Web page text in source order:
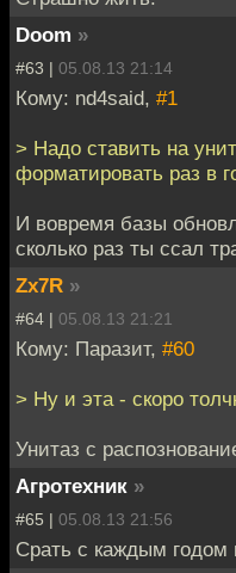
Doom »
#63 | 05.08.13 21:14
Кому: nd4said, #1
> Надо ставить на
форматировать раз в
И вовремя базы
сколько раз ты ссал
Zx7R »
#64 | 05.08.13 21:21
Кому: Паразит, #60
> Ну и эта - скоро
Унитаз с
Агротехник »
#65 | 05.08.13 21:56
Срать с каждым годом